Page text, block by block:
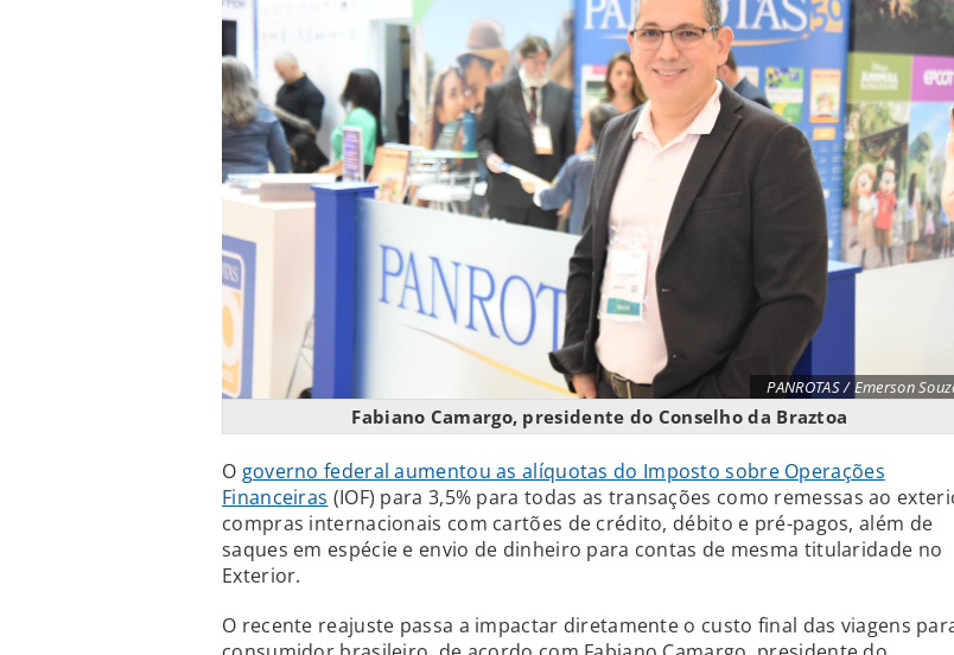
PANROTAS / Emerson
Fabiano Camargo, presidente do Conselho da Braztoa
O governo federal aumentou as alíquotas do Imposto sobre Operações
Financeiras (IOF) para 3,5% para todas as transações como remessas ao
compras internacionais com cartões de crédito, débito e pré-pagos, além de
saques em espécie e envio de dinheiro para contas de mesma titularidade no
Exterior.
O recente reajuste passa a impactar diretamente o custo final das viagens